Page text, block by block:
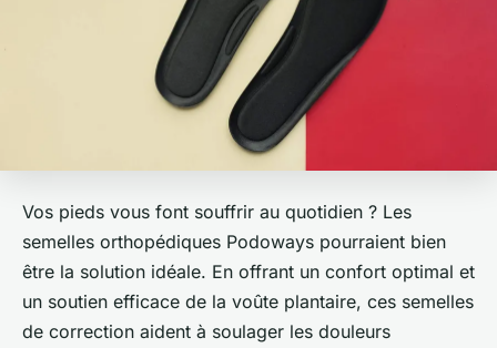
Vos pieds vous font souffrir au quotidien ? Les
semelles orthopédiques Podoways pourraient bien
être la solution idéale. En offrant un confort optimal et
un soutien efficace de la voûte plantaire, ces semelles
de correction aident à soulager les douleurs